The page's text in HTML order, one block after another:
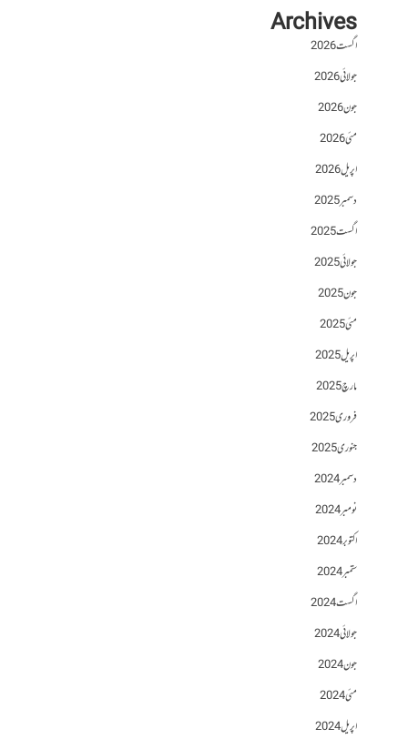
Archives
اگست 2026
جولائی 2026
جون 2026
مئی 2026
اپریل 2026
دسمبر 2025
اگست 2025
جولائی 2025
جون 2025
مئی 2025
اپریل 2025
مارچ 2025
فروری 2025
جنوری 2025
دسمبر 2024
نومبر 2024
اکتوبر 2024
ستمبر 2024
اگست 2024
جولائی 2024
جون 2024
مئی 2024
اپریل 2024